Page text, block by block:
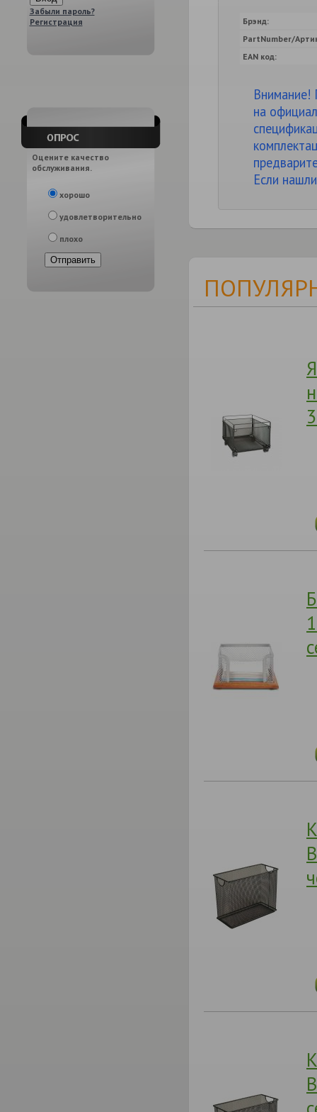
Забыли пароль?
Регистрация
Оцените качество
обслуживания.
хорошо
удовлетворительно
плохо
Брэнд:
PartNumber/
EAN код:
Внимание!
на
Если